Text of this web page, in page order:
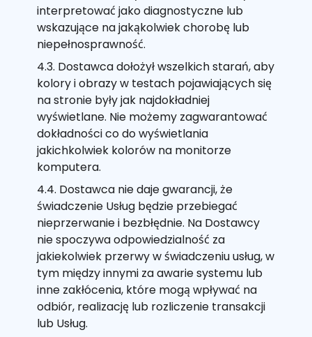
interpretować jako diagnostyczne lub
wskazujące na jakąkolwiek chorobę lub
niepełnosprawność.
4.3. Dostawca dołożył wszelkich starań, aby
kolory i obrazy w testach pojawiających się
na stronie były jak najdokładniej
wyświetlane. Nie możemy zagwarantować
dokładności co do wyświetlania
jakichkolwiek kolorów na monitorze
komputera.
4.4. Dostawca nie daje gwarancji, że
świadczenie Usług będzie przebiegać
nieprzerwanie i bezbłędnie. Na Dostawcy
nie spoczywa odpowiedzialność za
jakiekolwiek przerwy w świadczeniu usług, w
tym między innymi za awarie systemu lub
inne zakłócenia, które mogą wpływać na
odbiór, realizację lub rozliczenie transakcji
lub Usług.